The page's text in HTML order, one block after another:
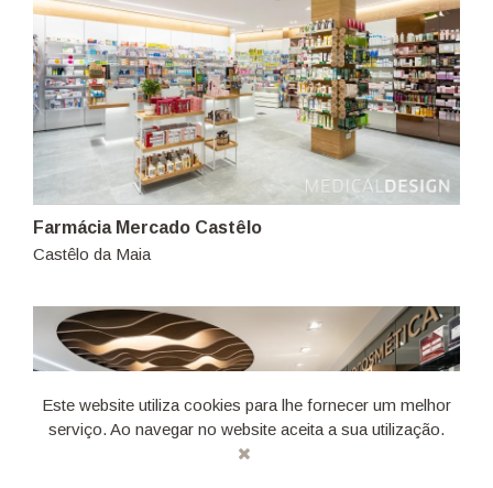
Farmácia Mercado Castêlo
Castêlo da Maia
Este website utiliza cookies para lhe fornecer um melhor
serviço. Ao navegar no website aceita a sua utilização.